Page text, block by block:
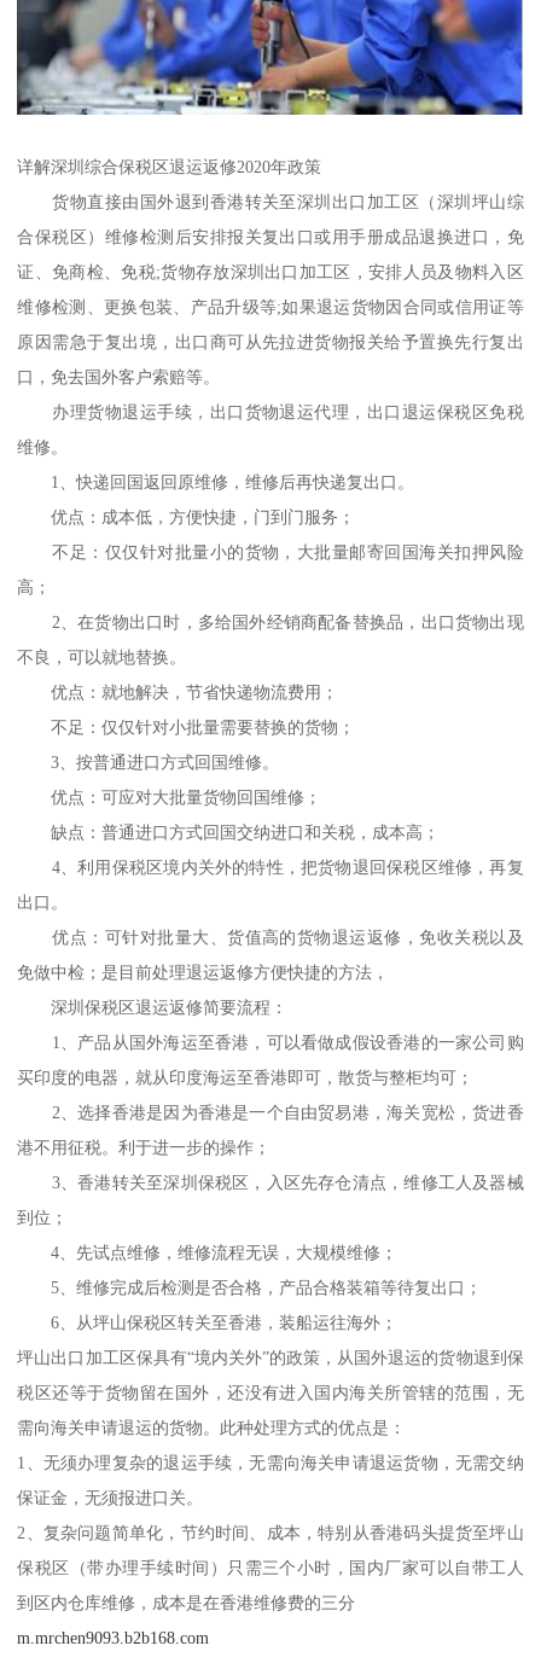
详解深圳综合保税区退运返修2020年政策
货物直接由国外退到香港转关至深圳出口加工区（深圳坪山综
合保税区）维修检测后安排报关复出口或用手册成品退换进口，免
证、免商检、免税;货物存放深圳出口加工区，安排人员及物料入区
维修检测、更换包装、产品升级等;如果退运货物因合同或信用证等
原因需急于复出境，出口商可从先拉进货物报关给予置换先行复出
口，免去国外客户索赔等。
办理货物退运手续，出口货物退运代理，出口退运保税区免税
维修。
1、快递回国返回原维修，维修后再快递复出口。
优点：成本低，方便快捷，门到门服务；
不足：仅仅针对批量小的货物，大批量邮寄回国海关扣押风险
高；
2、在货物出口时，多给国外经销商配备替换品，出口货物出现
不良，可以就地替换。
优点：就地解决，节省快递物流费用；
不足：仅仅针对小批量需要替换的货物；
3、按普通进口方式回国维修。
优点：可应对大批量货物回国维修；
缺点：普通进口方式回国交纳进口和关税，成本高；
4、利用保税区境内关外的特性，把货物退回保税区维修，再复
出口。
优点：可针对批量大、货值高的货物退运返修，免收关税以及
免做中检；是目前处理退运返修方便快捷的方法，
深圳保税区退运返修简要流程：
1、产品从国外海运至香港，可以看做成假设香港的一家公司购
买印度的电器，就从印度海运至香港即可，散货与整柜均可；
2、选择香港是因为香港是一个自由贸易港，海关宽松，货进香
港不用征税。利于进一步的操作；
3、香港转关至深圳保税区，入区先存仓清点，维修工人及器械
到位；
4、先试点维修，维修流程无误，大规模维修；
5、维修完成后检测是否合格，产品合格装箱等待复出口；
6、从坪山保税区转关至香港，装船运往海外；
坪山出口加工区保具有“境内关外”的政策，从国外退运的货物退到保
税区还等于货物留在国外，还没有进入国内海关所管辖的范围，无
需向海关申请退运的货物。此种处理方式的优点是：
1、无须办理复杂的退运手续，无需向海关申请退运货物，无需交纳
保证金，无须报进口关。
2、复杂问题简单化，节约时间、成本，特别从香港码头提货至坪山
保税区（带办理手续时间）只需三个小时，国内厂家可以自带工人
到区内仓库维修，成本是在香港维修费的三分
m.mrchen9093.b2b168.com